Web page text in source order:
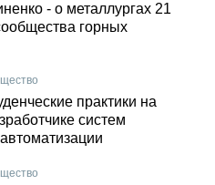
- о металлургах 21
горных
практики на
систем